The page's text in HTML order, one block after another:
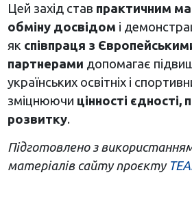
Цей захід став практичним
обміну досвідом і
як співпраця з
партнерами допомагає
українських освітніх і
зміцнюючи цінності єдності,
розвитку.
Підготовлено з
матеріалів сайту проєкту